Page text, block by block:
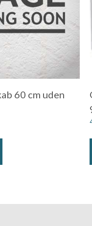
60 cm uden